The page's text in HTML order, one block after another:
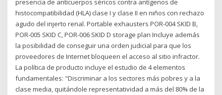
presencia de anticuerpos séricos contra antígenos de
histocompatibilidad (HLA) clase I y clase II en niños con rechazo
agudo del injerto renal. Portable exhausters POR-004 SKID B,
POR-005 SKID C, POR-006 SKID D storage plan Incluye además
la posibilidad de conseguir una orden judicial para que los
proveedores de Internet bloqueen el acceso al sitio infractor.
La política de producto incluye el estudio de 4 elementos
fundamentales: "Discriminar a los sectores más pobres y a la
clase media, quitándole representatividad a más del 80% de la